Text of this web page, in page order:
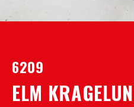
6209
ELM